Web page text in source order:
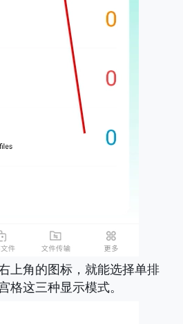
上角的图标，就能选择单排
格这三种显示模式。